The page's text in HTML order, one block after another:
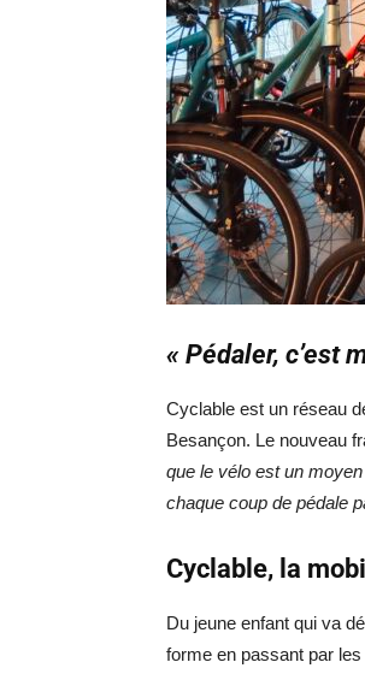
« Pédaler, c’est
Cyclable est un réseau
Besançon. Le nouveau
que le vélo est un
chaque coup de pédale
Cyclable, la
Du jeune enfant qui va
forme en passant par